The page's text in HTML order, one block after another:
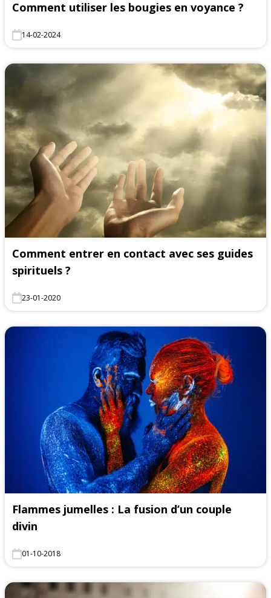
Comment utiliser les bougies en voyance ?
14-02-2024
Comment entrer en contact avec ses guides
spirituels ?
23-01-2020
Flammes jumelles : La fusion d’un couple
divin
01-10-2018